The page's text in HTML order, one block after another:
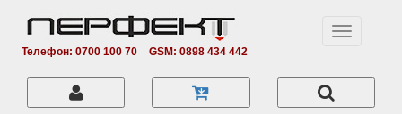
Телефон: 0700 100 70 GSM: 0898 434 442
Toggle